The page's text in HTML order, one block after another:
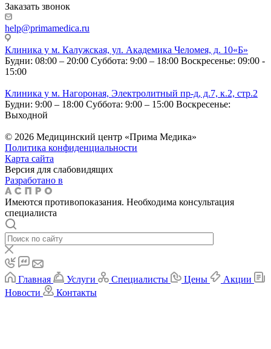
Заказать звонок
help@primamedica.ru
Клиника у м. Калужская, ул. Академика Челомея, д. 10«Б»
Будни: 08:00 – 20:00 Суббота: 9:00 – 18:00 Воскресенье: 09:00 -
15:00
Клиника у м. Нагороная, Электролитный пр-д, д.7, к.2, стр.2
Будни: 9:00 – 18:00 Суббота: 9:00 – 15:00 Воскресенье:
Выходной
© 2026 Медицинский центр «Прима Медика»
Политика конфиденциальности
Карта сайта
Версия для слабовидящих
Разработано в
Имеются противопоказания. Необходима консультация
специалиста
Главная Услуги Специалисты Цены
Акции
Новости
Контакты